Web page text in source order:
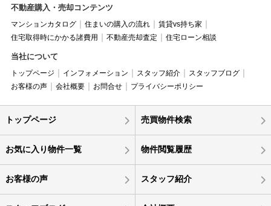
不動産購入・売却コンテンツ
マンションカタログ 住まいの購入の流れ
賃貸vs持ち家
住宅取得時にかかる諸費用
不動産売却査定 住宅ローン相談
当社について
トップページ インフォメーション スタッフ紹介
スタッフブログ
お客様の声
会社概要 お問合せ プライバシーポリシー
トップページ 売買物件検索
お気に入り物件一覧 物件閲覧履歴
お客様の声 スタッフ紹介